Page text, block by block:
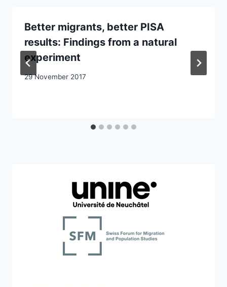
Better migrants, better PISA
results: Findings from a natural
experiment
29 November 2017